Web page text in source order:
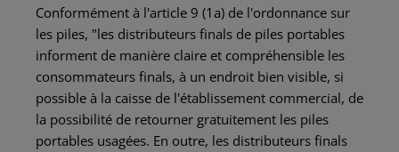
Conformément à l'article 9 (1a) de l'ordonnance sur
les piles, "les distributeurs finals de piles portables
informent de manière claire et compréhensible les
consommateurs finals, à un endroit bien visible, si
possible à la caisse de l'établissement commercial, de
la possibilité de retourner gratuitement les piles
portables usagées. En outre, les distributeurs finals